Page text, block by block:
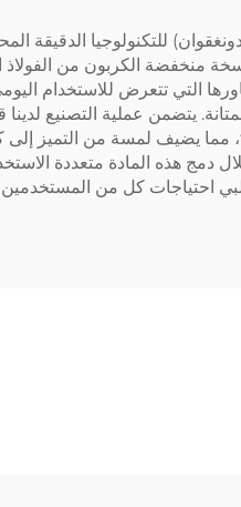
يتضمن عملية التصنيع
احتياجات كل من